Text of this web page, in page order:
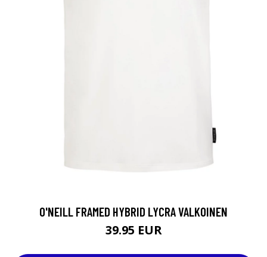
O'NEILL FRAMED HYBRID LYCRA VALKOINEN
39.95 EUR